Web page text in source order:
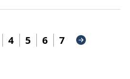
4 5 6 7